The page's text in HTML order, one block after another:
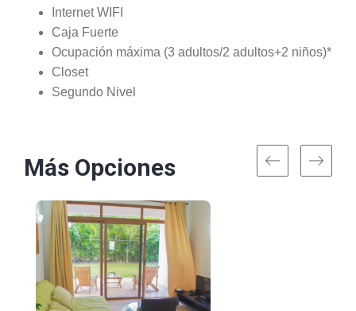
Internet WIFI
Caja Fuerte
Ocupación máxima (3 adultos/2 adultos+2 niños)*
Closet
Segundo Nivel
Más Opciones